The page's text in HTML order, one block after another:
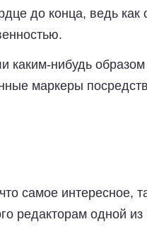
до конца, ведь
каким-нибудь
маркеры
самое интересное,
редакторам одной